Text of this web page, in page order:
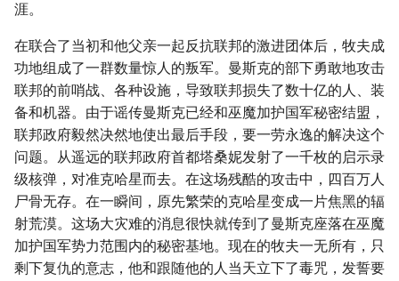
涯。
在联合了当初和他父亲一起反抗联邦的激进团体后，牧夫成
功地组成了一群数量惊人的叛军。曼斯克的部下勇敢地攻击
联邦的前哨战、各种设施，导致联邦损失了数十亿的人、装
备和机器。由于谣传曼斯克已经和巫魔加护国军秘密结盟，
联邦政府毅然决然地使出最后手段，要一劳永逸的解决这个
问题。从遥远的联邦政府首都塔桑妮发射了一千枚的启示录
级核弹，对准克哈星而去。在这场残酷的攻击中，四百万人
尸骨无存。在一瞬间，原先繁荣的克哈星变成一片焦黑的辐
射荒漠。这场大灾难的消息很快就传到了曼斯克座落在巫魔
加护国军势力范围内的秘密基地。现在的牧夫一无所有，只
剩下复仇的意志，他和跟随他的人当天立下了毒咒，发誓要